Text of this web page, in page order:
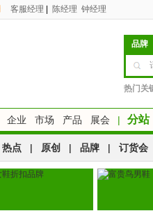
客服经理 陈经理 钟经理
品牌
热门关
企业 市场 产品 展会 | 分站
热点 | 原创 | 品牌 | 订货会